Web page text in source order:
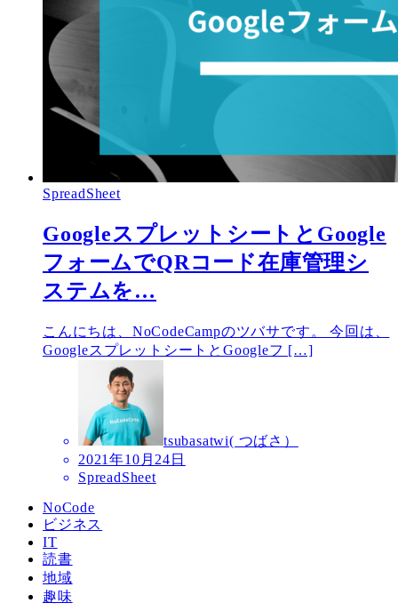
SpreadSheet
GoogleスプレットシートとGoogle
フォームでQRコード在庫管理シ
ステムを…
こんにちは、NoCodeCampのツバサです。 今回は、
GoogleスプレットシートとGoogleフ […]
tsubasatwi( つばさ）
2021年10月24日
SpreadSheet
NoCode
ビジネス
IT
読書
地域
趣味